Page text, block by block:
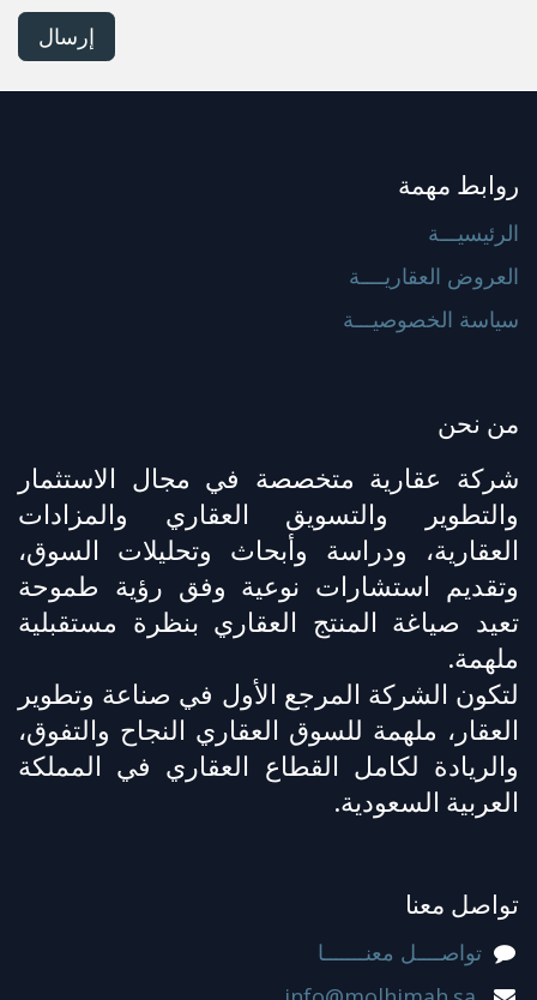
إرسال
روابط مهمة
الرئيسيـــة
العروض العقاريــــة
سياسة الخصوصيـــة
من نحن
شركة عقارية متخصصة في مجال الاستثمار
والتطوير والتسويق العقاري والمزادات
العقارية، ودراسة وأبحاث وتحليلات السوق،
وتقديم استشارات نوعية وفق رؤية طموحة
تعيد صياغة المنتج العقاري بنظرة مستقبلية
ملهمة.
لتكون الشركة المرجع الأول في صناعة وتطوير
العقار، ملهمة للسوق العقاري النجاح والتفوق،
والريادة لكامل القطاع العقاري في المملكة
العربية السعودية.
تواصل معنا
تواصــــل معنـــــــا